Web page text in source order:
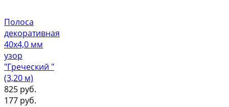
Полоса
декоративная
40х4,0 мм
узор
"Греческий "
(3,20 м)
825 руб.
177 руб.